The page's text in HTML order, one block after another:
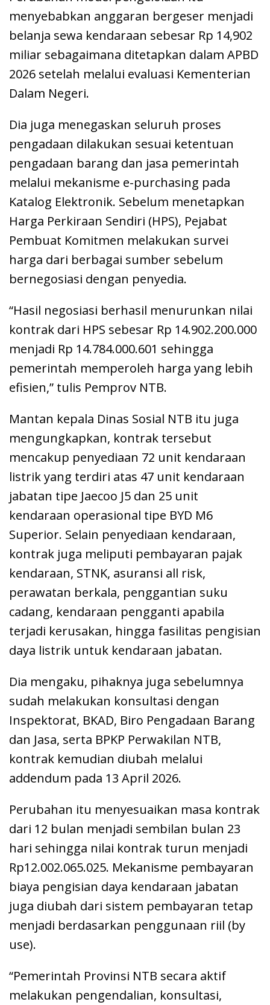
menyebabkan anggaran bergeser menjadi
belanja sewa kendaraan sebesar Rp 14,902
miliar sebagaimana ditetapkan dalam APBD
2026 setelah melalui evaluasi Kementerian
Dalam Negeri.
Dia juga menegaskan seluruh proses
pengadaan dilakukan sesuai ketentuan
pengadaan barang dan jasa pemerintah
melalui mekanisme e-purchasing pada
Katalog Elektronik. Sebelum menetapkan
Harga Perkiraan Sendiri (HPS), Pejabat
Pembuat Komitmen melakukan survei
harga dari berbagai sumber sebelum
bernegosiasi dengan penyedia.
“Hasil negosiasi berhasil menurunkan nilai
kontrak dari HPS sebesar Rp 14.902.200.000
menjadi Rp 14.784.000.601 sehingga
pemerintah memperoleh harga yang lebih
efisien,” tulis Pemprov NTB.
Mantan kepala Dinas Sosial NTB itu juga
mengungkapkan, kontrak tersebut
mencakup penyediaan 72 unit kendaraan
listrik yang terdiri atas 47 unit kendaraan
jabatan tipe Jaecoo J5 dan 25 unit
kendaraan operasional tipe BYD M6
Superior. Selain penyediaan kendaraan,
kontrak juga meliputi pembayaran pajak
kendaraan, STNK, asuransi all risk,
perawatan berkala, penggantian suku
cadang, kendaraan pengganti apabila
terjadi kerusakan, hingga fasilitas pengisian
daya listrik untuk kendaraan jabatan.
Dia mengaku, pihaknya juga sebelumnya
sudah melakukan konsultasi dengan
Inspektorat, BKAD, Biro Pengadaan Barang
dan Jasa, serta BPKP Perwakilan NTB,
kontrak kemudian diubah melalui
addendum pada 13 April 2026.
Perubahan itu menyesuaikan masa kontrak
dari 12 bulan menjadi sembilan bulan 23
hari sehingga nilai kontrak turun menjadi
Rp12.002.065.025. Mekanisme pembayaran
biaya pengisian daya kendaraan jabatan
juga diubah dari sistem pembayaran tetap
menjadi berdasarkan penggunaan riil (by
use).
“Pemerintah Provinsi NTB secara aktif
melakukan pengendalian, konsultasi,